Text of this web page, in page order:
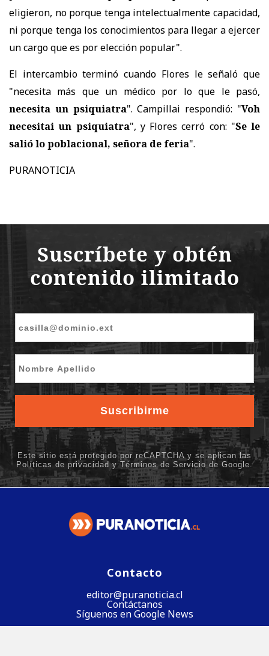
eligieron, no porque tenga intelectualmente capacidad,
ni porque tenga los conocimientos para llegar a ejercer
un cargo que es por elección popular".
El intercambio terminó cuando Flores le señaló que
"necesita más que un médico por lo que le pasó,
necesita un psiquiatra". Campillai respondió: "Voh
necesitai un psiquiatra", y Flores cerró con: "Se le
salió lo poblacional, señora de feria".
PURANOTICIA
Contacto
editor@puranoticia.cl
Contáctanos
Síguenos en Google News